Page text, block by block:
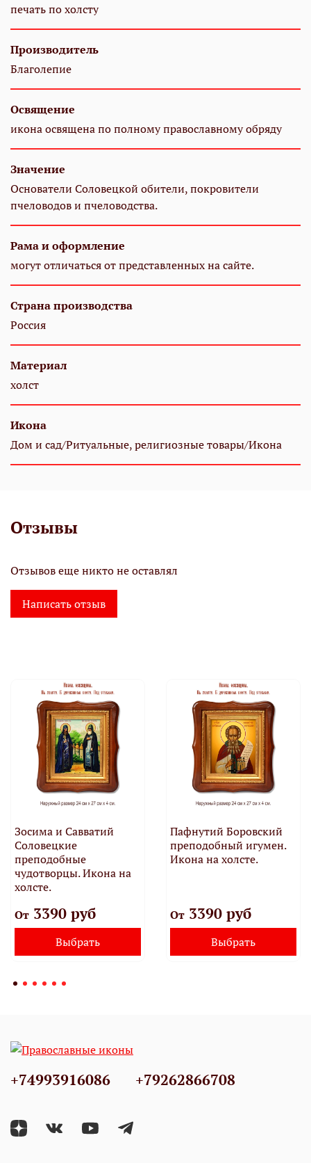
печать по холсту
Производитель
Благолепие
Освящение
икона освящена по полному православному обряду
Значение
Основатели Соловецкой обители, покровители
пчеловодов и пчеловодства.
Рама и оформление
могут отличаться от представленных на сайте.
Страна производства
Россия
Материал
холст
Икона
Дом и сад/Ритуальные, религиозные товары/Икона
Отзывы
Отзывов еще никто не оставлял
Написать отзыв
Зосима и Савватий
Соловецкие
преподобные
чудотворцы. Икона на
холсте.
От3390 руб
Выбрать
Пафнутий Боровский
преподобный игумен.
Икона на холсте.
От3390 руб
Выбрать
+74993916086 +79262866708